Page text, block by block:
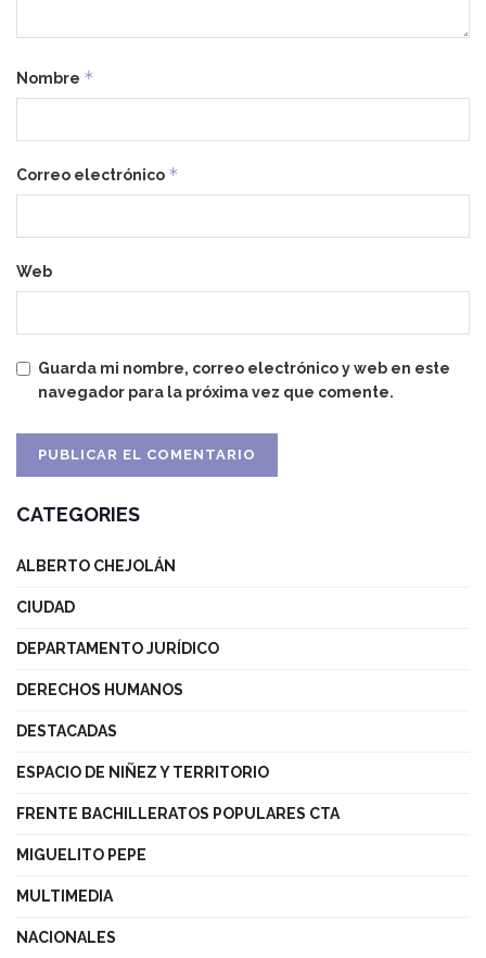
Nombre *
Correo electrónico *
Web
Guarda mi nombre, correo electrónico y web en este
navegador para la próxima vez que comente.
CATEGORIES
ALBERTO CHEJOLÁN
CIUDAD
DEPARTAMENTO JURÍDICO
DERECHOS HUMANOS
DESTACADAS
ESPACIO DE NIÑEZ Y TERRITORIO
FRENTE BACHILLERATOS POPULARES CTA
MIGUELITO PEPE
MULTIMEDIA
NACIONALES